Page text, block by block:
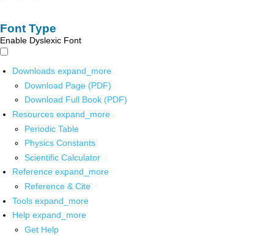
Font Type
Enable Dyslexic Font
Downloads expand_more
Download Page (PDF)
Download Full Book (PDF)
Resources expand_more
Periodic Table
Physics Constants
Scientific Calculator
Reference expand_more
Reference & Cite
Tools expand_more
Help expand_more
Get Help